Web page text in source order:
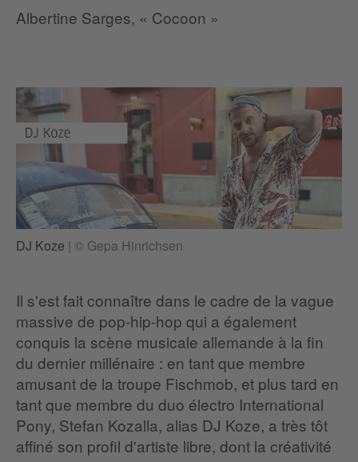
Albertine Sarges, « Cocoon »
DJ Koze | © Gepa Hinrichsen
Il s'est fait connaître dans le cadre de la vague
massive de pop-hip-hop qui a également
conquis la scène musicale allemande à la fin
du dernier millénaire : en tant que membre
amusant de la troupe Fischmob, et plus tard en
tant que membre du duo électro International
Pony, Stefan Kozalla, alias DJ Koze, a très tôt
affiné son profil d'artiste libre, dont la créativité